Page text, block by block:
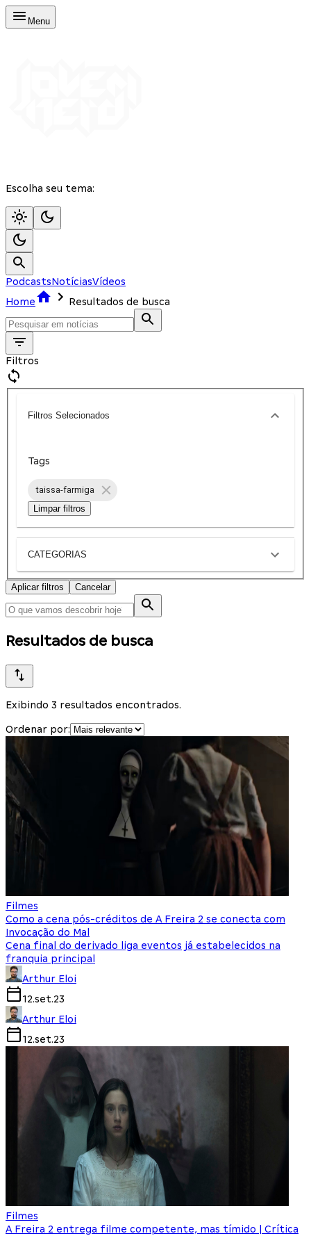
Menu
Escolha seu tema:
PodcastsNotíciasVídeos
Home
Resultados de busca
Filtros
Filtros Selecionados
Tags
taissa-farmiga
Limpar filtros
CATEGORIAS
Aplicar filtros Cancelar
Resultados de busca
Exibindo 3 resultados encontrados.
Ordenar por:
Filmes
Como a cena pós-créditos de A Freira 2 se conecta com
Invocação do Mal
Cena final do derivado liga eventos já estabelecidos na
franquia principal
Arthur Eloi
12.set.23
Arthur Eloi
12.set.23
Filmes
A Freira 2 entrega filme competente, mas tímido | Crítica